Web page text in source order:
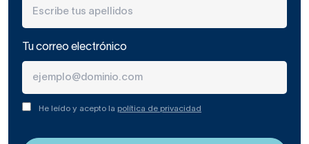
Tu correo electrónico
He leído y acepto la política de privacidad